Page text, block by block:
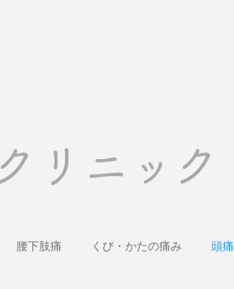
リニック
腰下肢痛 くび・かたの痛み 頭痛